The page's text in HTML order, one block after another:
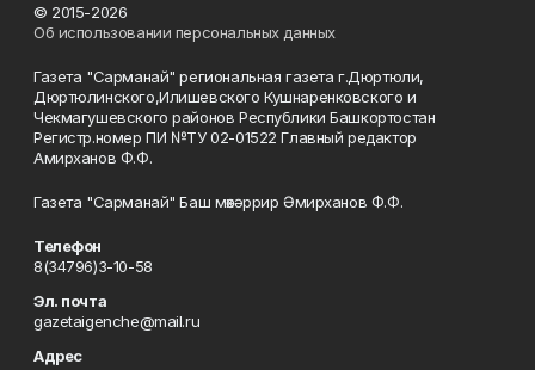
© 2015-2026
Об использовании персональных данных
Газета "Сарманай" региональная газета г.Дюртюли,
Дюртюлинского,Илишевского Кушнаренковского и
Чекмагушевского районов Республики Башкортостан
Регистр.номер ПИ №ТУ 02-01522 Главный редактор
Амирханов Ф.Ф.
Газета "Сарманай" Баш мөхәррир Әмирханов Ф.Ф.
Телефон
8(34796)3-10-58
Эл. почта
gazetaigenche@mail.ru
Адрес